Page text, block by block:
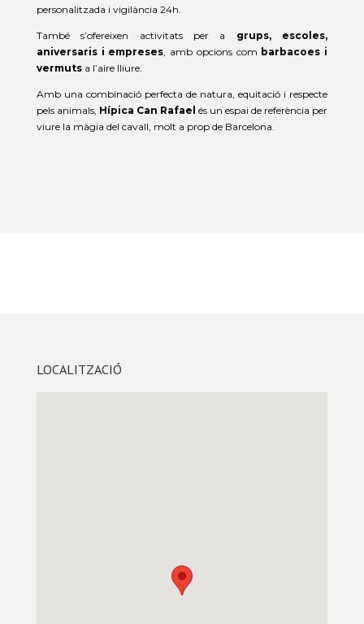
personalitzada i vigilància 24h.
També s’ofereixen activitats per a grups, escoles,
aniversaris i empreses, amb opcions com barbacoes i
vermutsa l’aire lliure.
Amb una combinació perfecta de natura, equitació i respecte
pels animals, Hípica Can Rafael és un espai de referència per
viure la màgia del cavall, molt a prop de Barcelona.
LOCALITZACIÓ